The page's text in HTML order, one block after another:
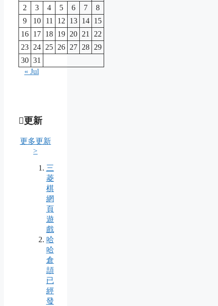
2
3 4 5 6 7
8
9
10 11 12 13 14 15
16 17 18 19 20 21 22
23 24 25 26 27 28 29
30 31
« Jul
更新
更多更新
>
三
菱
棋
網
頁
遊
戲
哈
哈
倉
頡
已
經
發